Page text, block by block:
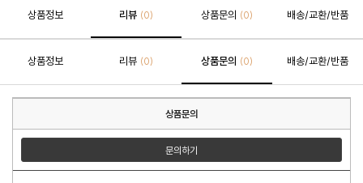
상품정보 리뷰 (0) 상품문의 (0) 배송/교환/반품
상품정보 리뷰 (0) 상품문의 (0) 배송/교환/반품
상품문의
문의하기